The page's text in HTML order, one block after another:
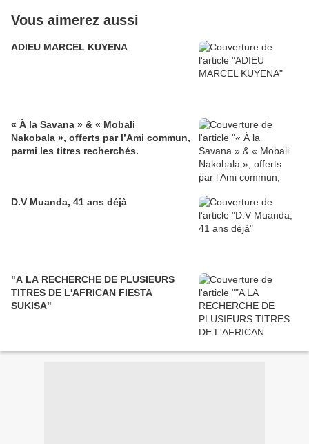
Vous aimerez aussi
ADIEU MARCEL KUYENA
« À la Savana » & « Mobali
Nakobala », offerts par l’Ami commun,
parmi les titres recherchés.
D.V Muanda, 41 ans déjà
"A LA RECHERCHE DE PLUSIEURS
TITRES DE L'AFRICAN FIESTA
SUKISA"